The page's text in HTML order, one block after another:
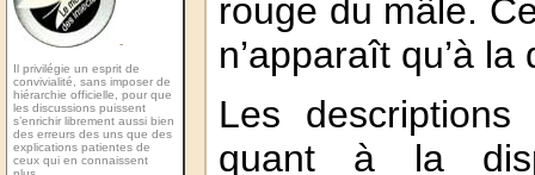
-
Il privilégie un esprit de
convivialité, sans imposer de
hiérarchie officielle, pour que
les discussions puissent
s’enrichir librement aussi bien
des erreurs des uns que des
explications patientes de
ceux qui en connaissent
rouge du mâle.
n’apparaît qu’à
Les descriptions
quant à la